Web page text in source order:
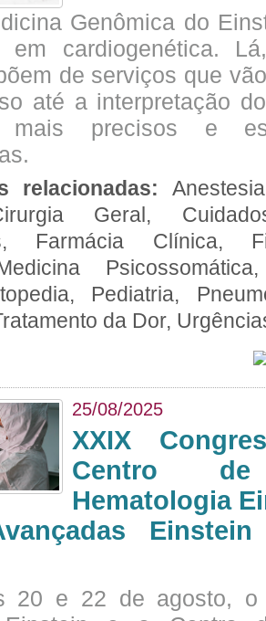
Genômica do
em cardiogenética.
de serviços que
até a interpretação
mais precisos e
relacionadas:
Geral,
Farmácia Clínica,
Pediatria,
da Dor,
25/08/2025
XXIX
Centro
Hematologia
20 e 22 de agosto, o